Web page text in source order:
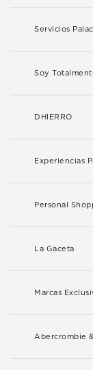
Servicios
Soy
DHIERRO
Experiencias
Personal
La Gaceta
Marcas
Abercrombie